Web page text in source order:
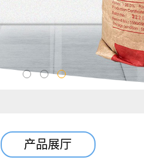
产品展厅